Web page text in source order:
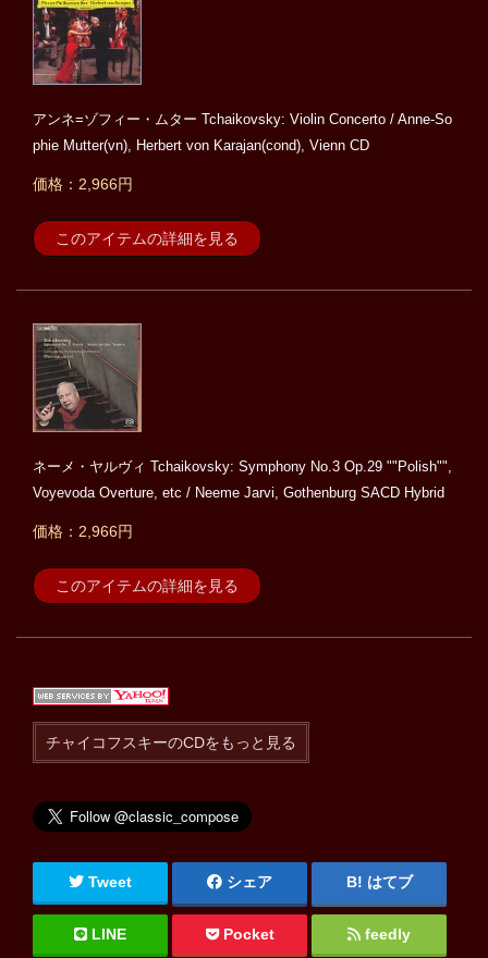
アンネ=ゾフィー・ムター Tchaikovsky: Violin Concerto / Anne-So
phie Mutter(vn), Herbert von Karajan(cond), Vienn CD
価格：2,966円
このアイテムの詳細を見る
ネーメ・ヤルヴィ Tchaikovsky: Symphony No.3 Op.29 ""Polish"",
Voyevoda Overture, etc / Neeme Jarvi, Gothenburg SACD Hybrid
価格：2,966円
このアイテムの詳細を見る
チャイコフスキーのCDをもっと見る
Tweet シェア はてブ
LINE Pocket feedly